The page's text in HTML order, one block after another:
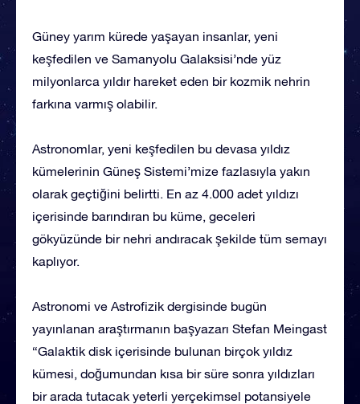
Güney yarım kürede yaşayan insanlar, yeni
keşfedilen ve Samanyolu Galaksisi’nde yüz
milyonlarca yıldır hareket eden bir kozmik nehrin
farkına varmış olabilir.
Astronomlar, yeni keşfedilen bu devasa yıldız
kümelerinin Güneş Sistemi’mize fazlasıyla yakın
olarak geçtiğini belirtti. En az 4.000 adet yıldızı
içerisinde barındıran bu küme, geceleri
gökyüzünde bir nehri andıracak şekilde tüm semayı
kaplıyor.
Astronomi ve Astrofizik dergisinde bugün
yayınlanan araştırmanın başyazarı Stefan Meingast
“Galaktik disk içerisinde bulunan birçok yıldız
kümesi, doğumundan kısa bir süre sonra yıldızları
bir arada tutacak yeterli yerçekimsel potansiyele